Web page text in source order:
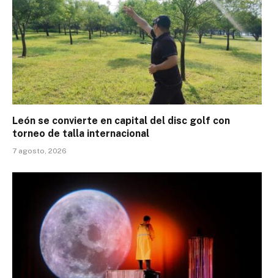
León se convierte en capital del disc golf con
torneo de talla internacional
7 agosto, 2026